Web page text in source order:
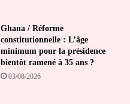
Ghana / Réforme
constitutionnelle : L’âge
minimum pour la présidence
bientôt ramené à 35 ans ?
03/08/2026